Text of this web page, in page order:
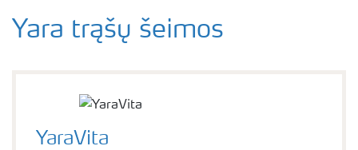
YaraVita
Yara trąšų šeimos
YaraVita